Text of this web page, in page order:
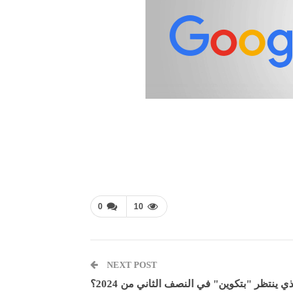
0 10
NEXT POST
ينتظر "بتكوين" في النصف الثاني من 2024؟